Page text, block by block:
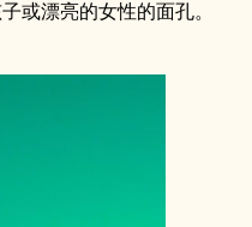
或漂亮的女性的面孔。